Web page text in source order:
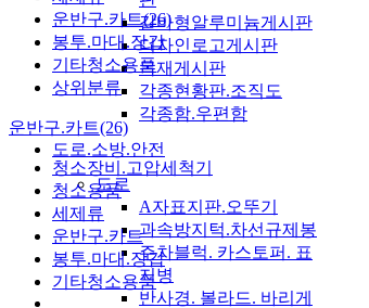
갈바형알루미늄게시판
디자인로고게시판
목재게시판
각종현황판.조직도
각종함.우편함
도로.소방.안전
도로
A자표지판.오뚜기
과속방지턱.차선규제봉
주차블럭. 카스토퍼. 표
지병
반사경. 볼라드. 바리게
운반구.카트(26)
봉투.마대.장갑
기타청소용품
상위분류
운반구.카트(26)
청소장비.고압세척기
청소용품
세제류
운반구.카트
봉투.마대.장갑
기타청소용품